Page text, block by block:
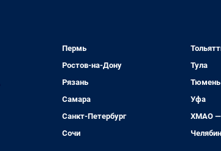
Пермь
Ростов-на-Дону
Рязань
Самара
Санкт-Петербург
Сочи
Тула
Тюмень
Уфа
ХМАО —